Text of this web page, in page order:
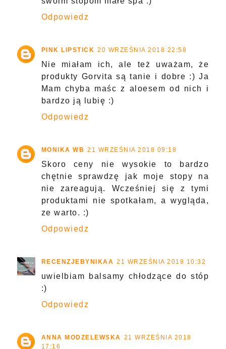
Odpowiedz
PINK LIPSTICK 20 WRZEŚNIA 2018 22:58
Nie miałam ich, ale też uważam, że
produkty Gorvita są tanie i dobre :) Ja
Mam chyba maśc z aloesem od nich i
bardzo ją lubię :)
Odpowiedz
MONIKA WB 21 WRZEŚNIA 2018 09:18
Skoro ceny nie wysokie to bardzo
chętnie sprawdzę jak moje stopy na
nie zareagują. Wcześniej się z tymi
produktami nie spotkałam, a wygląda,
ze warto. :)
Odpowiedz
RECENZJEBYNIKAA 21 WRZEŚNIA 2018 10:32
uwielbiam balsamy chłodzące do stóp
:)
Odpowiedz
ANNA MODZELEWSKA 21 WRZEŚNIA 2018
17:16